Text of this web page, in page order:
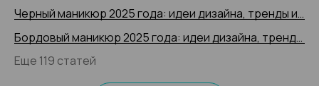
Черный маникюр 2025 года: идеи дизайна, тренды и новинки, 200+ фото
Бордовый маникюр 2025 года: идеи дизайна, тренды и новинки, 200+ фото
Еще 119 статей